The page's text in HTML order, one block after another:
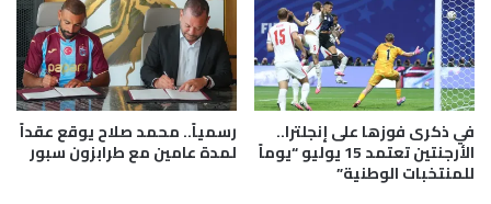
ا
ل
م
ش
ا
ر
ك
ة
في ذكرى فوزها على إنجلترا..
الأرجنتين تعتمد 15 يوليو “يوماً
للمنتخبات الوطنية”
رسمياً.. محمد صلاح يوقع عقداً
لمدة عامين مع طرابزون سبور